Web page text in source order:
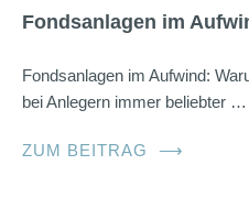
Fondsanlagen im
Fondsanlagen im Aufwind:
bei Anlegern immer beliebter …
ZUM BEITRAG ⟶